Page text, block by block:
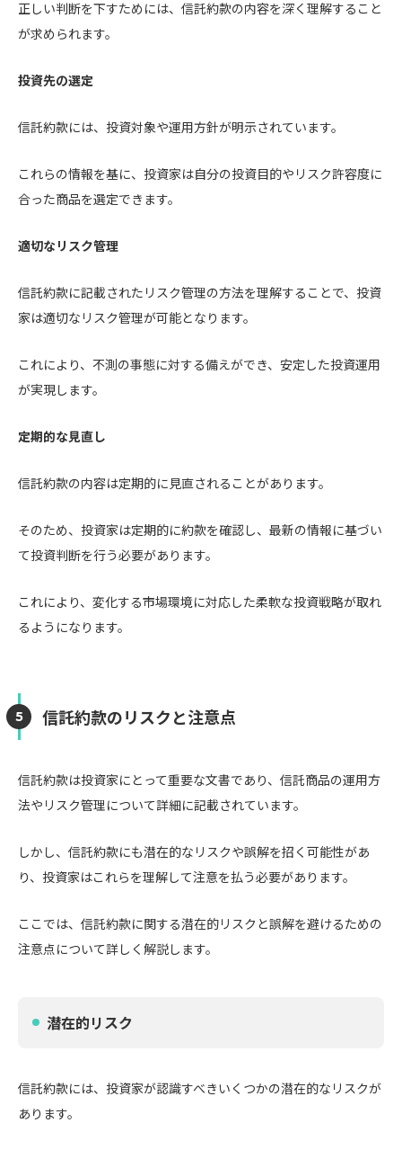
正しい判断を下すためには、信託約款の内容を深く理解すること
が求められます。
投資先の選定
信託約款には、投資対象や運用方針が明示されています。
これらの情報を基に、投資家は自分の投資目的やリスク許容度に
合った商品を選定できます。
適切なリスク管理
信託約款に記載されたリスク管理の方法を理解することで、投資
家は適切なリスク管理が可能となります。
これにより、不測の事態に対する備えができ、安定した投資運用
が実現します。
定期的な見直し
信託約款の内容は定期的に見直されることがあります。
そのため、投資家は定期的に約款を確認し、最新の情報に基づい
て投資判断を行う必要があります。
これにより、変化する市場環境に対応した柔軟な投資戦略が取れ
るようになります。
信託約款のリスクと注意点
信託約款は投資家にとって重要な文書であり、信託商品の運用方
法やリスク管理について詳細に記載されています。
しかし、信託約款にも潜在的なリスクや誤解を招く可能性があ
り、投資家はこれらを理解して注意を払う必要があります。
ここでは、信託約款に関する潜在的リスクと誤解を避けるための
注意点について詳しく解説します。
潜在的リスク
信託約款には、投資家が認識すべきいくつかの潜在的なリスクが
あります。